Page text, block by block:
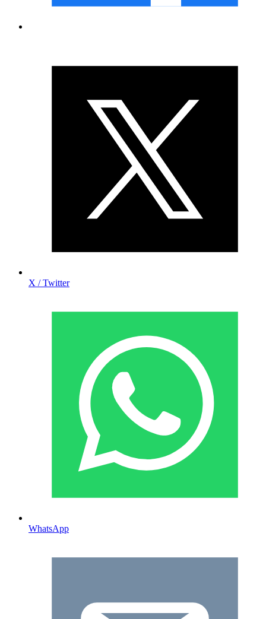
X / Twitter
WhatsApp